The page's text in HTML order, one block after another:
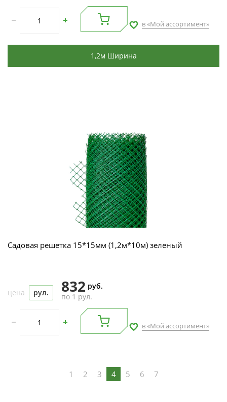
в «Мой ассортимент»
1,2м Ширина
Садовая решетка 15*15мм (1,2м*10м) зеленый
цена рул. 832 руб.
по 1 рул.
в «Мой ассортимент»
1 2 3 4 5 6 7